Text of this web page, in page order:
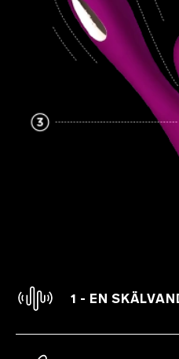
1 - EN
Utforska ditt livs